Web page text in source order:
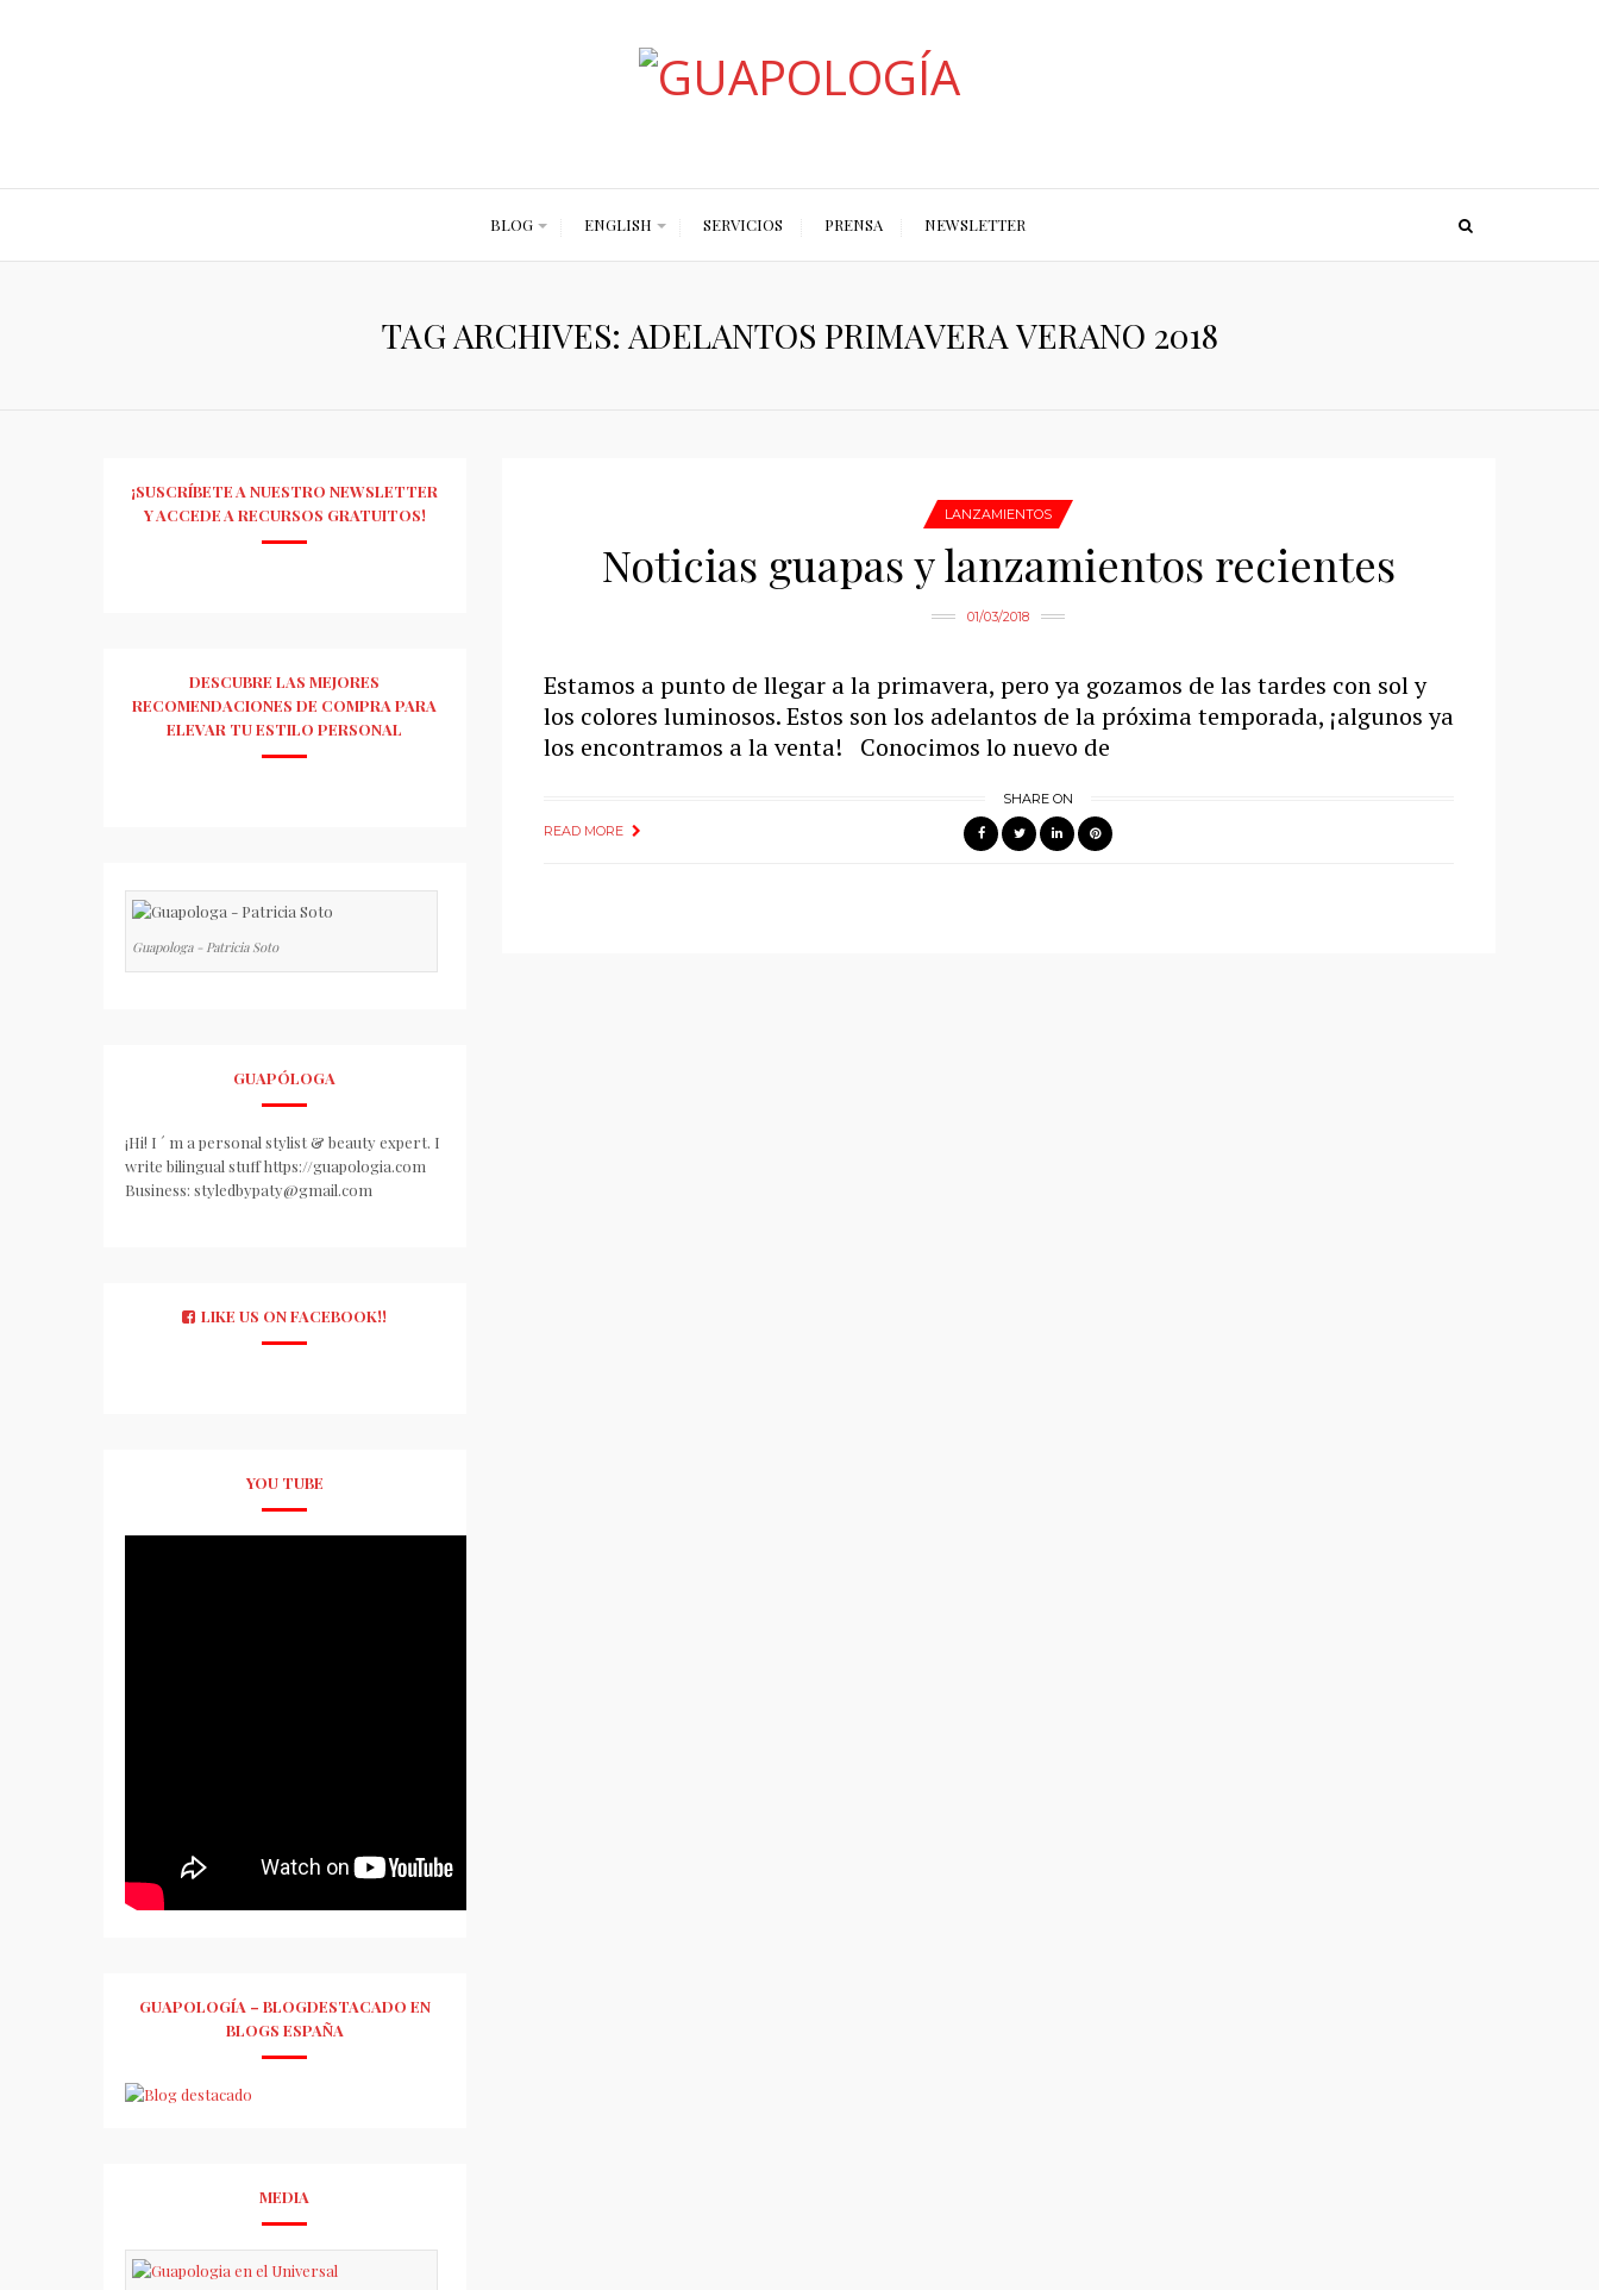
BLOG ENGLISH SERVICIOS PRENSA NEWSLETTER
TAG ARCHIVES: ADELANTOS PRIMAVERA VERANO 2018
LANZAMIENTOS
Noticias guapas y lanzamientos recientes
01/03/2018
Estamos a punto de llegar a la primavera, pero ya gozamos de las tardes con sol y
los colores luminosos. Estos son los adelantos de la próxima temporada, ¡algunos ya
los encontramos a la venta! Conocimos lo nuevo de
READ MORE
SHARE ON
¡SUSCRÍBETE A NUESTRO NEWSLETTER
Y ACCEDE A RECURSOS GRATUITOS!
DESCUBRE LAS MEJORES
RECOMENDACIONES DE COMPRA PARA
ELEVAR TU ESTILO PERSONAL
Guapologa - Patricia Soto
GUAPÓLOGA
¡Hi! I ´ m a personal stylist & beauty expert. I
write bilingual stuff https://guapologia.com
Business: styledbypaty@gmail.com
LIKE US ON FACEBOOK!!
YOU TUBE
GUAPOLOGÍA – BLOGDESTACADO EN
BLOGS ESPAÑA
MEDIA